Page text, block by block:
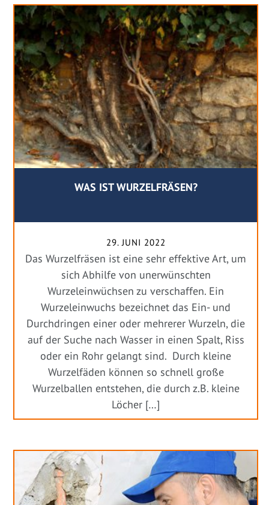
WAS IST WURZELFRÄSEN?
29. JUNI 2022
Das Wurzelfräsen ist eine sehr effektive Art, um
sich Abhilfe von unerwünschten
Wurzeleinwüchsen zu verschaffen. Ein
Wurzeleinwuchs bezeichnet das Ein- und
Durchdringen einer oder mehrerer Wurzeln, die
auf der Suche nach Wasser in einen Spalt, Riss
oder ein Rohr gelangt sind. Durch kleine
Wurzelfäden können so schnell große
Wurzelballen entstehen, die durch z.B. kleine
Löcher […]